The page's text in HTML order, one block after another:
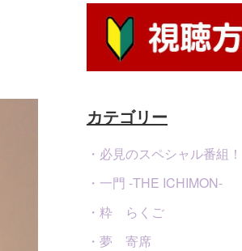
カテゴリー
・必見のスペシャル番組！
・一門 -THE ICHIMON-
・粋 らくご
・夢 寄席